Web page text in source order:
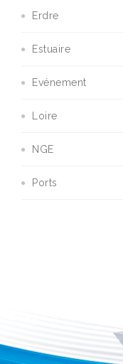
Erdre
Estuaire
Evénement
Loire
NGE
Ports